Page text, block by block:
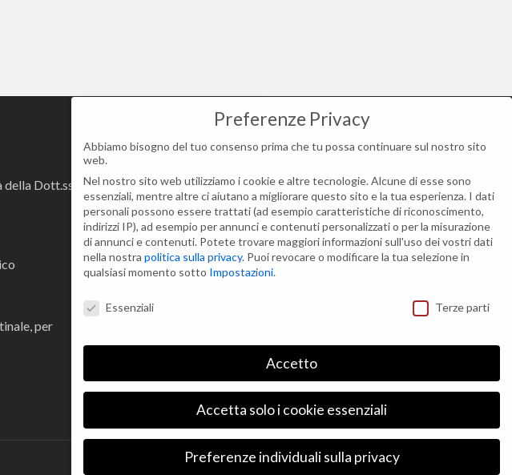
della Dott.ssa A.
per
Modifica impostazione Cookies
Contatti
Via Maria Montessori, 21
00135 Roma (RM)
Preferenze Privacy
Abbiamo bisogno del tuo consenso prima che tu possa continuare sul nostro sito
web.
Nel nostro sito web utilizziamo i cookie e altre tecnologie. Alcune di esse sono
essenziali, mentre altre ci aiutano a migliorare questo sito e la tua esperienza. I dati
personali possono essere trattati (ad esempio caratteristiche di riconoscimento,
indirizzi IP), ad esempio per annunci e contenuti personalizzati o per la misurazione
di annunci e contenuti. Potete trovare maggiori informazioni sull'uso dei vostri dati
nella nostra politica sulla privacy. Puoi revocare o modificare la tua selezione in
qualsiasi momento sotto Impostazioni.
Essenziali
Terze parti
Accetto
Accetta solo i cookie essenziali
Preferenze individuali sulla privacy